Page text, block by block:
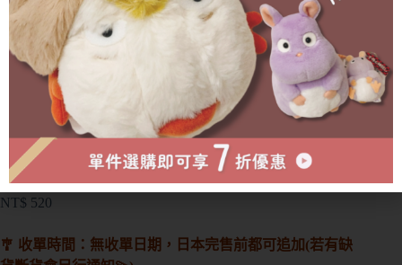
🏠 居家生活┊ライフスタイル
💗 吉伊卡哇┊ちい
💝 快閃連線┊期間限定 📔 2026年┊2026,🥐 現貨
選品┊在庫あり
🧈 當月選品┊今月のいちおしアイテ
〖現貨選品〗吉伊卡哇 2026年插畫日曆
NT$ 520
🎐 收單時間：無收單日期，日本完售前都可追加(若有缺